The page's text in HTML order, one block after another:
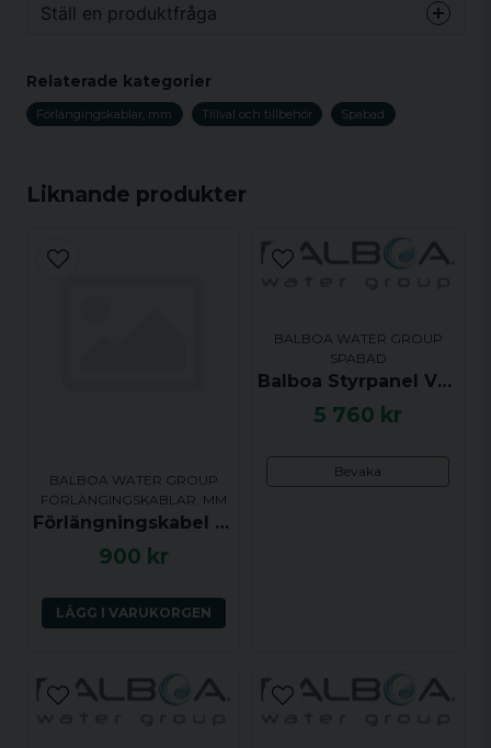
Liknande produkter
BALBOA WATER GROUP
FÖRLÄNGINGSKABLAR, MM
Förlängningskabel till Balboa VL Styrpaneler, RJ45, 3m
900 kr
LÄGG I VARUKORGEN
BALBOA WATER GROUP
SPABAD
Balboa Styrpanel VL701S - Mode, Jets, Light, Warm, Cool - 51452
5 760 kr
Bevaka
Förlängningskabeln finns i 3 längder:
7.5 meters (25 ft) - Balboas artikelnr 25662-1
Ställ en produktfråga
Fråga oss något om denna produkten...
Namn
email
Mejladress
Ja, ni får publicera min fråga
Relaterade kategorier
Förlängingskablar, mm Tillval och tillbehör Spabad